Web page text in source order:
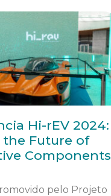
Hi-rEV 2024:
Future of
Components
pelo Projeto